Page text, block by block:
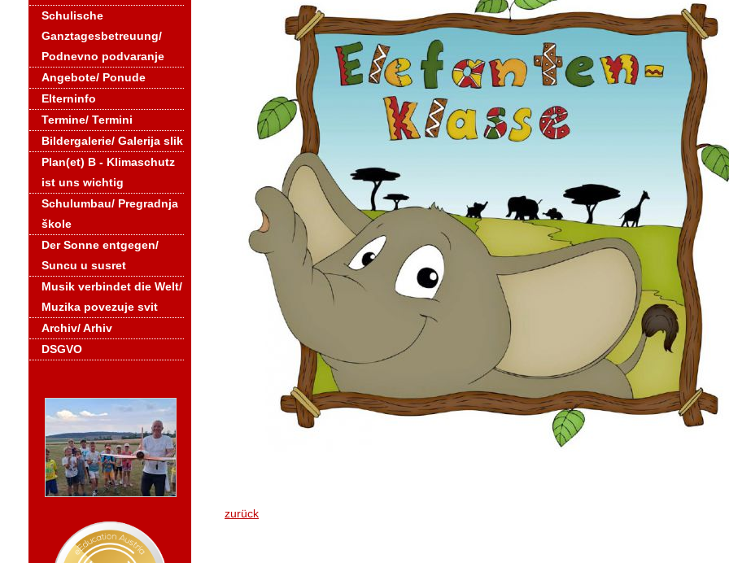
Schulische
Ganztagesbetreuung/
Podnevno podvaranje
Angebote/ Ponude
Elterninfo
Termine/ Termini
Bildergalerie/ Galerija slik
Plan(et) B - Klimaschutz
ist uns wichtig
Schulumbau/ Pregradnja
škole
Der Sonne entgegen/
Suncu u susret
Musik verbindet die Welt/
Muzika povezuje svit
Archiv/ Arhiv
DSGVO
zurück